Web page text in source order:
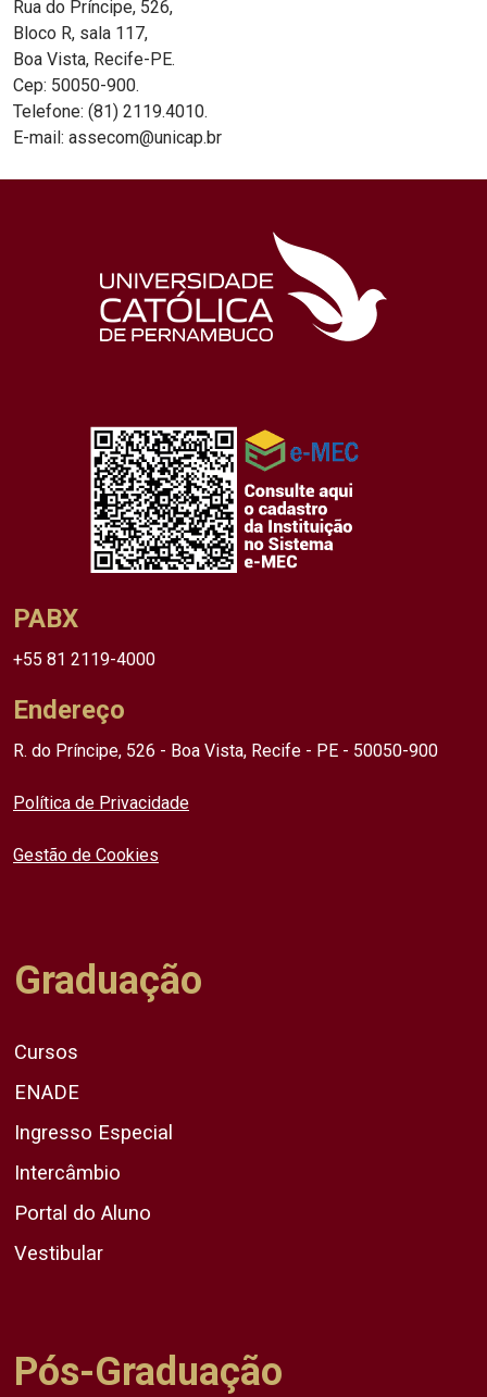
Rua do Príncipe, 526,
Bloco R, sala 117,
Boa Vista, Recife-PE.
Cep: 50050-900.
Telefone: (81) 2119.4010.
E-mail: assecom@unicap.br
PABX
+55 81 2119-4000
Endereço
R. do Príncipe, 526 - Boa Vista, Recife - PE - 50050-900
Política de Privacidade
Gestão de Cookies
Graduação
Cursos
ENADE
Ingresso Especial
Intercâmbio
Portal do Aluno
Vestibular
Pós-Graduação